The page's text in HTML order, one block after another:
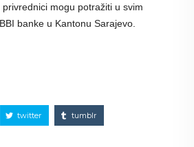
mogu potražiti u svim
banke u Kantonu Sarajevo.
twitter tumblr